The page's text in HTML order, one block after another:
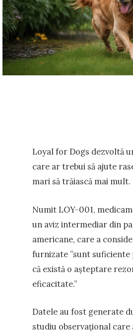
Loyal for Dogs dezvoltă
care ar trebui să ajute
mari să trăiască mai mult.
Numit LOY-001,
un aviz intermediar din
americane, care a
furnizate ”sunt suficiente
că există o așteptare
eficacitate.”
Datele au fost generate
studiu observațional care